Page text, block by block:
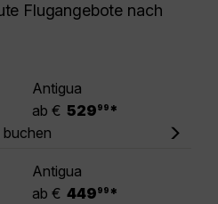
Flugangebote nach
Antigua
ab € 529 99 *
buchen
Antigua
ab € 449 99 *